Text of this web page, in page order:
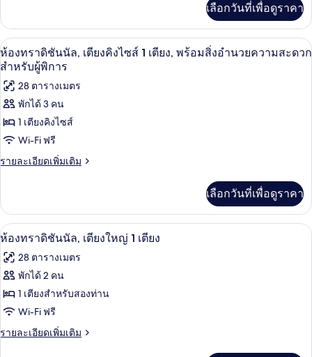
เตียง
คิง
ไซส์
1
เตียง,
พร้อม
สิ่ง
อำนวย
สำหรับ
ผู้
พิการ
เกี่ยว
กับ
ห้อง
ทราดิ
นัล,
เตียง
ไซส์
พร้อม
สะดวก
สำหรับ
ผู้
พิการ
เลือกวันที่เพื่อดูราคา
เปิด
ภาพถ่าย
ทั้งหมด
ของ
ห้อง
ทราดิ
ชัน
เตียง
คิง
ไซส์
1
เตียง,
พร้อม
เครื่องนอนระดับพรีเมียม, ผ้านวมขนเ
9
ห้องทราดิชันนัล, เตียงคิงไซส์ 1 เตียง, พร้อมสิ่งอำนวยความสะดวก
สำหรับผู้พิการ
28 ตารางเมตร
พักได้ 3 คน
1 เตียงคิงไซส์
Wi-Fi ฟรี
รายละเอียดเพิ่มเติม
ราย
เกี่ยว
กับ
ห้อง
ชัน
นัล,
คิง
ไซส์
เตียง,
เลือกวันที่เพื่อดูราคา
เปิด
ภาพถ่าย
ทั้งหมด
ของ
ห้อง
ทราดิ
ห้องทราดิชันนัล, เตียงใหญ่ 1 เตียง |
9
ห้องทราดิชันนัล, เตียงใหญ่ 1 เตียง
28 ตารางเมตร
พักได้ 2 คน
1 เตียงสำหรับสองท่าน
Wi-Fi ฟรี
รายละเอียดเพิ่มเติม
ราย